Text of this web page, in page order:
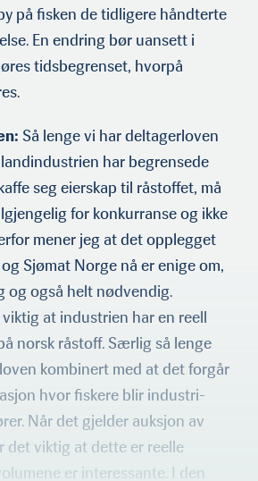
på fisken de tidligere håndterte
En endring bør uansett i
tidsbegrenset, hvorpå
Så lenge vi har deltagerloven
har begrensede
seg eiers­kap til råstoffet, må
for konkur­ranse og ikke
mener jeg at det opplegget
Sjømat Norge nå er enige om,
også helt nødvendig.
at industrien har en reell
norsk råstoff. Særlig så lenge
kombinert med at det forgår
hvor fiskere blir industri-
Når det gjelder auksjon av
det viktig at dette er reelle
er interessante. I den